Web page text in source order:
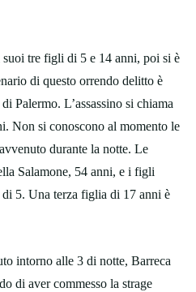
tre figli di 5 e 14 anni, poi si è
di questo orrendo delitto è
Palermo. L’assassino si chiama
Non si conoscono al momento le
durante la notte. Le
Salamone, 54 anni, e i figli
5. Una terza figlia di 17 anni è
intorno alle 3 di notte, Barreca
di aver commesso la strage